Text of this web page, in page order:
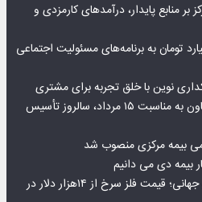
بر منابع پایدار، درآمدهای کارمزدی و
ایران بیش از ۷۰ میلیارد تومان به برنامه‌های مسئولیت اجتماعی
نوین با خلق تجربه برای مشتری
پیام مدیرعامل بانک توسعه تعاون به مناسبت ۱۵ مرداد، سالروز تأسیس
بیمه مرکزی منصوب شد
بیمه دی می دانیم
تداوم صعود مس در بازارهای جهانی؛ قیمت فلز سرخ از ۱۴هزار دلار در